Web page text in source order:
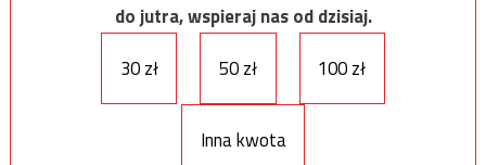
do jutra, wspieraj nas od dzisiaj.
30 zł
50 zł 100 zł
Inna kwota